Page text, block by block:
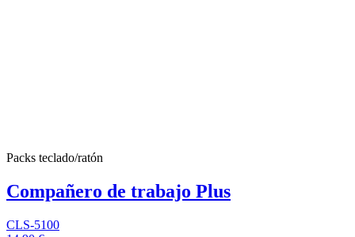
Packs teclado/ratón
Compañero de trabajo Plus
CLS-5100